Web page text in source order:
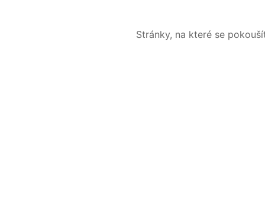
Stránky, na které se